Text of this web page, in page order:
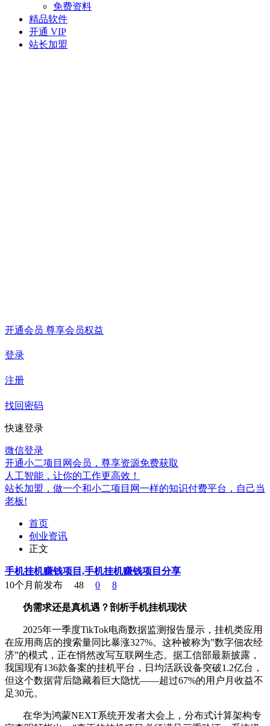
免费资料
精品软件
开通 VIP
站长加盟
开通会员 尊享会员权益
登录
注册
找回密码
快速登录
微信登录
开通小二项目网会员，尊享资源免费获取
人工智能，让你的工作更高效！
站长加盟，做一个和小二项目网一样的知识付费平台，自己当
老板!
首页
创业资讯
正文
手机挂机赚钱项目,手机挂机赚钱项目分享
10个月前发布
48 0 8
伪需求还是真机遇？剖析手机挂机现状
2025年一季度TikTok电商数据监测报告显示，挂机类应用
在应用商店的搜索量同比暴涨327%。这种被称为”数字佃农经
济”的模式，正在悄然改写互联网生态。据工信部最新披露，
我国现有136款备案的挂机平台，日均活跃设备突破1.2亿台，
但这个数据背后隐藏着巨大隐忧——超过67%的用户月收益不
足30元。
在华为鸿蒙NEXT系统开发者大会上，分布式计算架构专